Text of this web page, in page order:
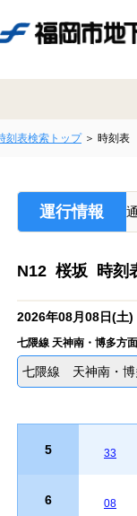
刻表検索トップ 時刻表
運行情報
N12 桜坂 時刻
2026年08月08日(土)
七隈線 天神南・博多方面
七隈線 天神南・博
5 33
6 08